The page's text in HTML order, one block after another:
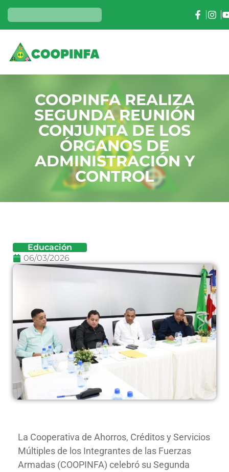
COOPINFA REALIZA
SEGUNDA REUNIÓN
CONJUNTA DE LOS
ÓRGANOS DE
ADMINISTRACIÓN Y
CONTROL
Educación
06/03/2026
La Cooperativa de Ahorros, Créditos y Servicios
Múltiples de los Integrantes de las Fuerzas
Armadas (COOPINFA) celebró su Segunda